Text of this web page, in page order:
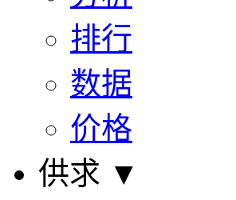
排行
数据
价格
供求 ▼